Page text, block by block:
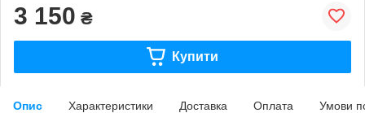
3 150 ₴
Купити
Опис Характеристики Доставка Оплата Умови